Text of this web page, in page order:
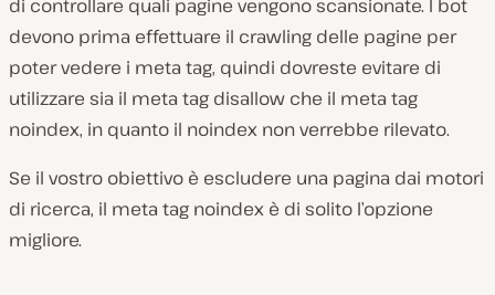
di controllare quali pagine vengono scansionate. I bot
devono prima effettuare il crawling delle pagine per
poter vedere i meta tag, quindi dovreste evitare di
utilizzare sia il meta tag disallow che il meta tag
noindex, in quanto il noindex non verrebbe rilevato.
Se il vostro obiettivo è escludere una pagina dai motori
di ricerca, il meta tag noindex è di solito l’opzione
migliore.